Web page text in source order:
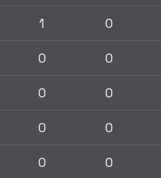
1 0
0 0
0 0
0 0
0 0